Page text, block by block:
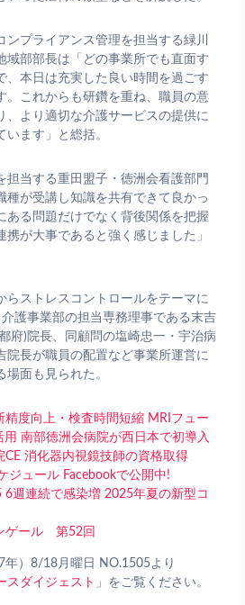
プライアンス管理を担当する緑川
域部部長は「どの事業所でも直面す
、本日は充実した良い時間を過ごす
。これからも研鑽を重ね、職員の意
、より適切な介護サービスの提供に
ます」と総括。
担当する重田盟子・徳洲会看護部門
種が受講し知識を共有できて良かっ
ある問題だけでなく背後関係を把握
が大事であると強く感じました」
らストレスコントロールをテーマに
護事業部の担当専務理事である末吉
府)院長、同顧問の塩崎忠一・宇治病
院長が職員の配置など事業所運営に
面も見られた。
精度向上・検査時間短縮 MRIフュー
用 南部徳洲会病院が西日本で初導入
CE 消化器内視鏡技師の資格取得
ジュール Facebookで公開中!
6週連続で感染増 2025年夏の新型コ
ゲール 第52回
年）8/18月曜日 NO.1505より
スダイジェスト 」をご覧ください。